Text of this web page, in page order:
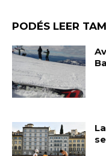
PODÉS LEER